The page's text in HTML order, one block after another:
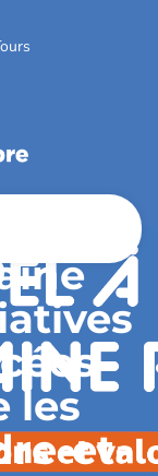
à
les
et-